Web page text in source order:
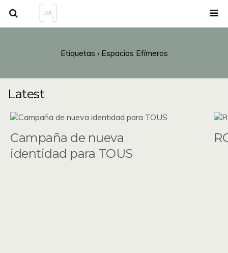
Etiquetas › Espacios Efímeros
Latest
Campaña de nueva
identidad para TOUS